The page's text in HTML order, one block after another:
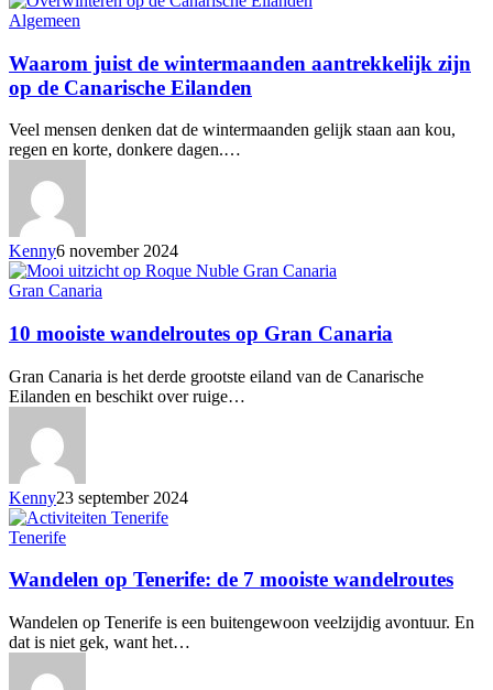
Algemeen
Waarom juist de wintermaanden aantrekkelijk zijn
op de Canarische Eilanden
Veel mensen denken dat de wintermaanden gelijk staan aan kou,
regen en korte, donkere dagen.…
Kenny6 november 2024
Gran Canaria
10 mooiste wandelroutes op Gran Canaria
Gran Canaria is het derde grootste eiland van de Canarische
Eilanden en beschikt over ruige…
Kenny23 september 2024
Tenerife
Wandelen op Tenerife: de 7 mooiste wandelroutes
Wandelen op Tenerife is een buitengewoon veelzijdig avontuur. En
dat is niet gek, want het…